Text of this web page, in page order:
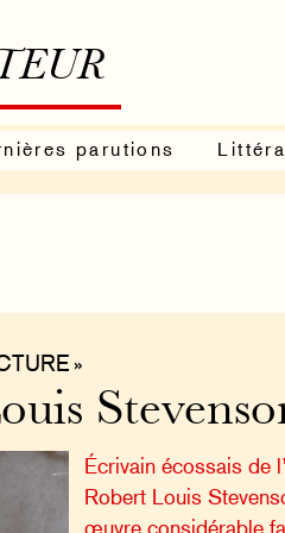
parutions
»
Écrivain écossais de
Robert Louis
œuvre considérable